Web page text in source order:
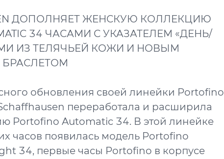
ДОПОЛНЯЕТ ЖЕНСКУЮ КОЛЛЕКЦИЮ
34 ЧАСАМИ С УКАЗАТЕЛЕМ «ДЕНЬ/
ИЗ ТЕЛЯЧЬЕЙ КОЖИ И НОВЫМ
обновления своей линейки Portofino
переработала и расширила
Portofino Automatic 34. В этой линейке
часов появилась модель Portofino
34, первые часы Portofino в корпусе